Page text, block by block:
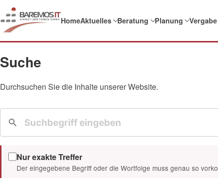
HomeAktuelles Beratung Planung Vergabe
Suche
Durchsuchen Sie die Inhalte unserer Website.
Nur exakte Treffer
Der eingegebene Begriff oder die Wortfolge muss genau so